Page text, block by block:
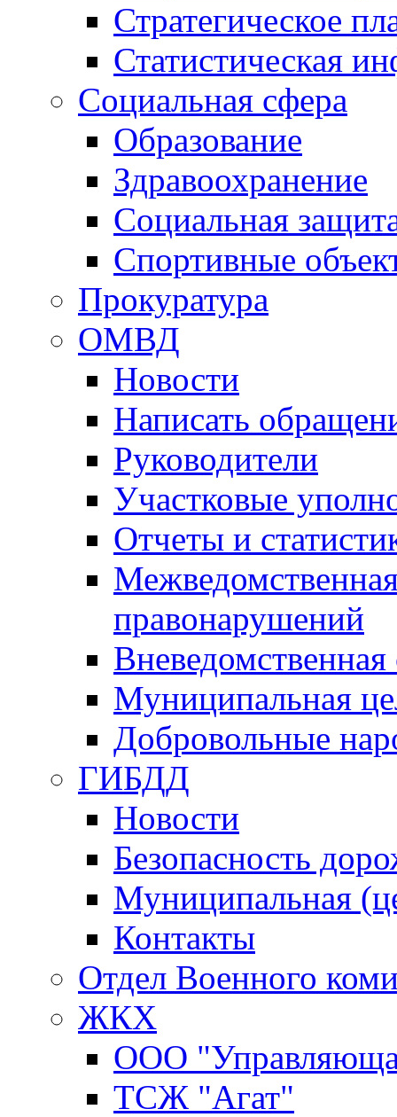
Стратегическое
Статистическая
Социальная сфера
Образование
Здравоохранение
Социальная
Спортивные
Прокуратура
ОМВД
Новости
Написать
Руководители
Участковые
Отчеты и
правонарушений
Вневедомственная
Муниципальная
Добровольные
ГИБДД
Новости
Безопасность
Муниципальная
Контакты
Отдел Военного
ЖКХ
ООО
ТСЖ "Агат"